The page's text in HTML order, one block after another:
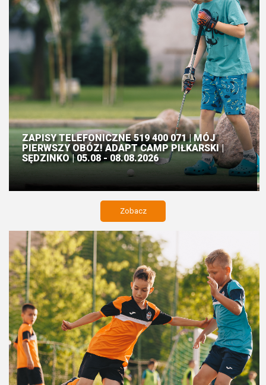
ZAPISY TELEFONICZNE 519 400 071 | MÓJ
PIERWSZY OBÓZ! ADAPT CAMP PIŁKARSKI |
SĘDZINKO | 05.08 - 08.08.2026
Zobacz